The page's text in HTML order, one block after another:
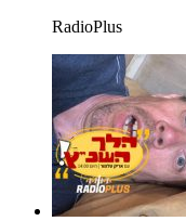
RadioPlus